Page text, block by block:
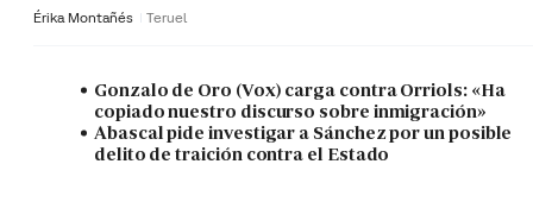
Érika Montañés Teruel
Gonzalo de Oro (Vox) carga contra Orriols: «Ha
copiado nuestro discurso sobre inmigración»
Abascal pide investigar a Sánchez por un posible
delito de traición contra el Estado